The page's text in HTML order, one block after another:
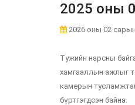
2025 оны
2026 оны 02
Тужийн нарсны
хамгааллын ажлыг
камерын
бүртгэгдсэн байна.